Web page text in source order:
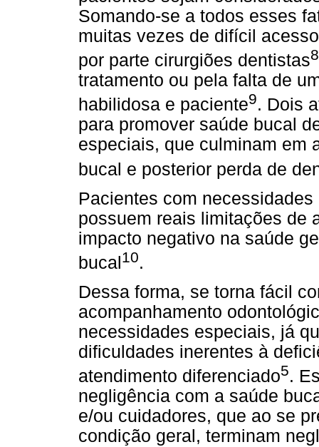
Somando-se a todos esses
muitas vezes de difícil
por parte cirurgiões dentistas8
tratamento ou pela falta de
habilidosa e paciente9. Dois
para promover saúde bucal
especiais, que culminam em
bucal e posterior perda de
Pacientes com
possuem reais limitações de
impacto negativo na saúde
bucal 10.
Dessa forma, se torna fácil
acompanhamento
necessidades especiais, já
dificuldades inerentes à
atendimento diferenciado5.
negligência com a saúde
e/ou cuidadores, que ao se
condição geral, terminam